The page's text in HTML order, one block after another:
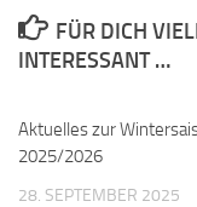
FÜR DICH
INTERESSANT …
Aktuelles zur
2025/2026
28. SEPTEMBER 2025